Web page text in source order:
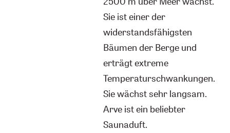
Sie ist einer der
widerstandsfähigsten
Bäumen der Berge und
erträgt extreme
Temperaturschwankungen.
Sie wächst sehr langsam.
Arve ist ein beliebter
Saunaduft.